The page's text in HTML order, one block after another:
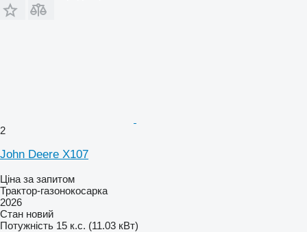
2
John Deere X107
Ціна за запитом
Трактор-газонокосарка
2026
Стан новий
Потужність 15 к.с. (11.03 кВт)